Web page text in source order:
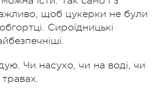
щоб цукерки не були
Сироїдницькі
Чи насухо, чи на воді, чи